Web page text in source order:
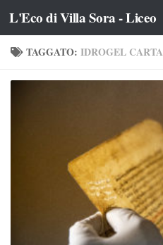
Salta al contenuto
L'Eco di Villa Sora - Liceo
TAGGATO: IDROGEL CARTA